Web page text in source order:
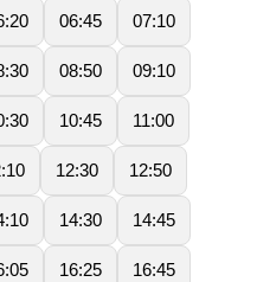
06:45 07:10
08:50 09:10
10:45 11:00
12:30 12:50
14:30 14:45
16:25 16:45